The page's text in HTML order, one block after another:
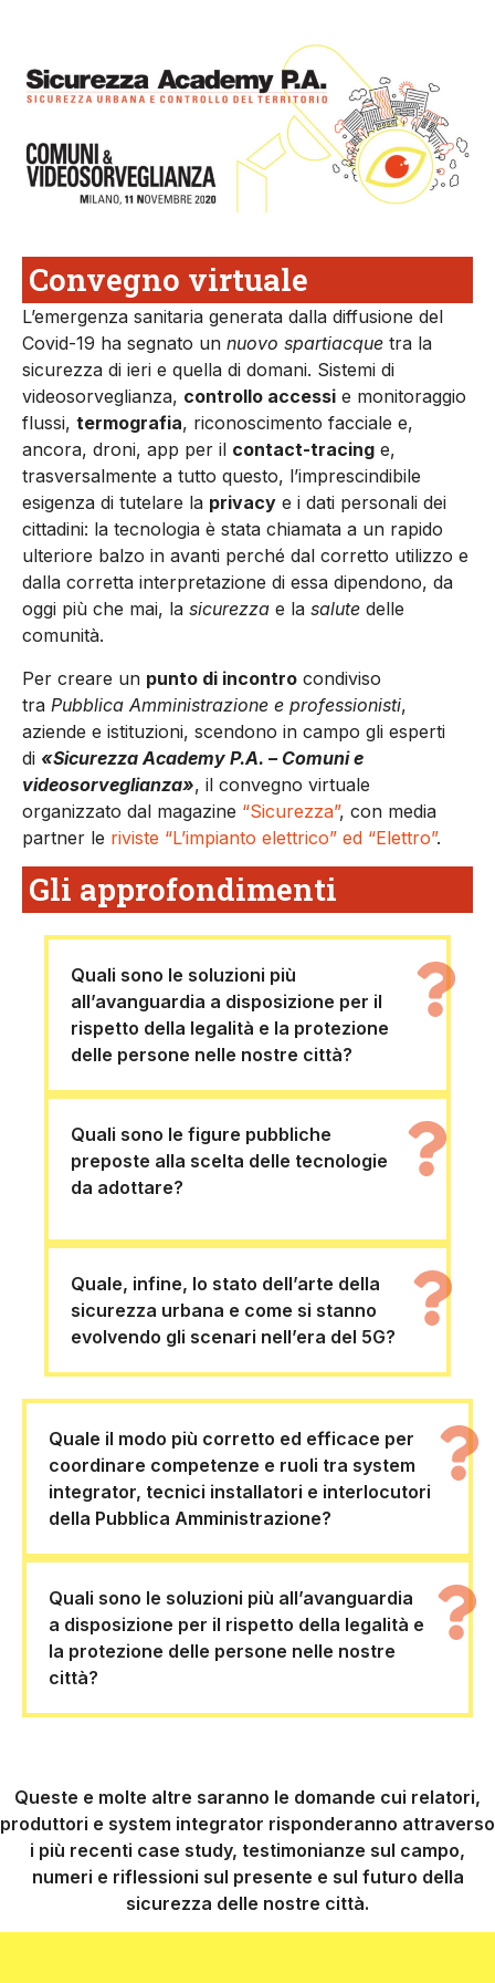
Convegno virtuale
L’emergenza sanitaria generata dalla diffusione del
Covid-19 ha segnato un nuovo spartiacque tra la
sicurezza di ieri e quella di domani. Sistemi di
videosorveglianza, controllo accessi e monitoraggio
flussi, termografia, riconoscimento facciale e,
ancora, droni, app per il contact-tracing e,
trasversalmente a tutto questo, l’imprescindibile
esigenza di tutelare la privacy e i dati personali dei
cittadini: la tecnologia è stata chiamata a un rapido
ulteriore balzo in avanti perché dal corretto utilizzo e
dalla corretta interpretazione di essa dipendono, da
oggi più che mai, la sicurezza e la salute delle
comunità.
Per creare un punto di incontro condiviso
tra Pubblica Amministrazione e professionisti,
aziende e istituzioni, scendono in campo gli esperti
di «Sicurezza Academy P.A. – Comuni e
videosorveglianza», il convegno virtuale
organizzato dal magazine “Sicurezza”, con media
partner le riviste “L’impianto elettrico” ed “Elettro”.
Gli approfondimenti
Quali sono le soluzioni più
all’avanguardia a disposizione per il
rispetto della legalità e la protezione
delle persone nelle nostre città?
Quali sono le figure pubbliche
preposte alla scelta delle tecnologie
da adottare?
Quale, infine, lo stato dell’arte della
sicurezza urbana e come si stanno
evolvendo gli scenari nell’era del 5G?
Quale il modo più corretto ed efficace per
coordinare competenze e ruoli tra system
integrator, tecnici installatori e interlocutori
della Pubblica Amministrazione?
Quali sono le soluzioni più all’avanguardia
a disposizione per il rispetto della legalità e
la protezione delle persone nelle nostre
città?
Queste e molte altre saranno le domande cui relatori,
produttori e system integrator risponderanno attraverso
i più recenti case study, testimonianze sul campo,
numeri e riflessioni sul presente e sul futuro della
sicurezza delle nostre città.